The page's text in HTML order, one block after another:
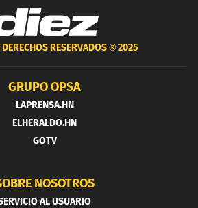
RESERVADOS ®2025
GRUPO OPSA
LAPRENSA.HN
ELHERALDO.HN
GOTV
NOSOTROS
AL USUARIO